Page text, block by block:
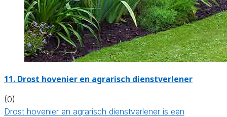
11. Drost hovenier en agrarisch dienstverlener
(0)
Drost hovenier en agrarisch dienstverlener is een